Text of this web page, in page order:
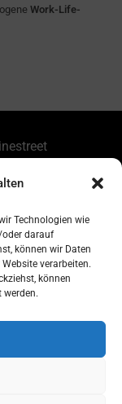
Technologien wie
oder darauf
können wir Daten
verarbeiten.
können
Work-Life-